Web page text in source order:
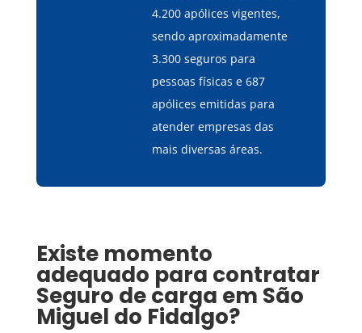
4.200 apólices vigentes,
sendo aproximadamente
3.300 seguros para
pessoas físicas e 687
apólices emitidas para
atender empresas das
mais diversas áreas.
Existe momento
adequado para contratar
Seguro de carga em São
Miguel do Fidalgo?